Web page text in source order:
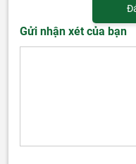
Gửi nhận xét của bạn